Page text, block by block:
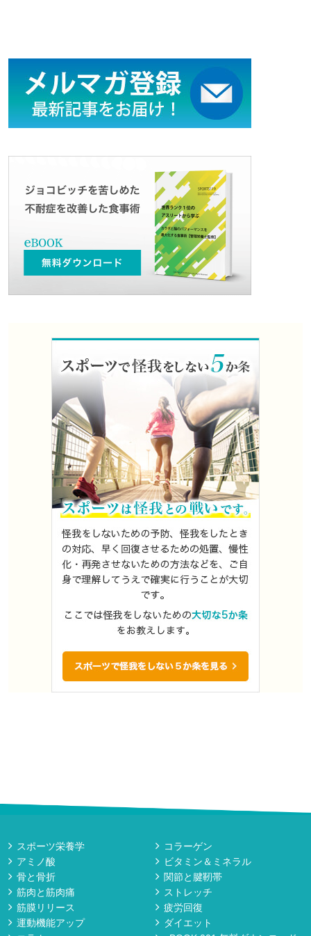
スポーツ栄養学
コラーゲン
アミノ酸
ビタミン＆ミネラル
骨と骨折
関節と腱靭帯
筋肉と筋肉痛
ストレッチ
筋膜リリース
疲労回復
運動機能アップ
ダイエット